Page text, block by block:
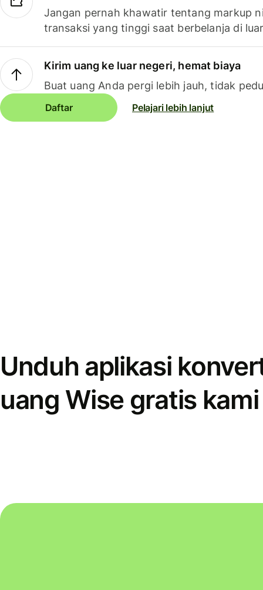
Jangan pernah khawatir tentang markup
transaksi yang tinggi saat berbelanja di
Kirim uang ke luar negeri, hemat biaya
Buat uang Anda pergi lebih jauh, tidak
Daftar Pelajari lebih lanjut
Unduh aplikasi
uang Wise gratis kami